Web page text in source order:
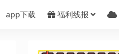
app下载 福利线报